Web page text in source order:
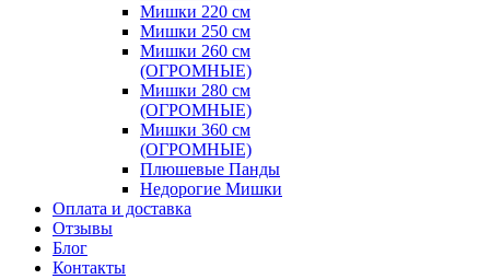
Мишки 220 см
Мишки 250 см
Мишки 260 см
(ОГРОМНЫЕ)
Мишки 280 см
(ОГРОМНЫЕ)
Мишки 360 см
(ОГРОМНЫЕ)
Плюшевые Панды
Недорогие Мишки
Оплата и доставка
Отзывы
Блог
Контакты